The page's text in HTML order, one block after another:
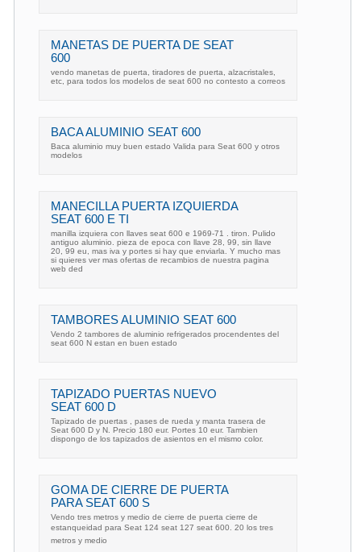
MANETAS DE PUERTA DE SEAT
600
vendo manetas de puerta, tiradores de puerta, alzacristales,
etc, para todos los modelos de seat 600 no contesto a correos
BACA ALUMINIO SEAT 600
Baca aluminio muy buen estado Valida para Seat 600 y otros
modelos
MANECILLA PUERTA IZQUIERDA
SEAT 600 E TI
manilla izquiera con llaves seat 600 e 1969-71 . tiron. Pulido
antiguo aluminio. pieza de epoca con llave 28, 99, sin llave
20, 99 eu, mas iva y portes si hay que enviarla. Y mucho mas
si quieres ver mas ofertas de recambios de nuestra pagina
web ded
TAMBORES ALUMINIO SEAT 600
Vendo 2 tambores de aluminio refrigerados procendentes del
seat 600 N estan en buen estado
TAPIZADO PUERTAS NUEVO
SEAT 600 D
Tapizado de puertas , pases de rueda y manta trasera de
Seat 600 D y N. Precio 180 eur. Portes 10 eur. Tambien
dispongo de los tapizados de asientos en el mismo color.
GOMA DE CIERRE DE PUERTA
PARA SEAT 600 S
Vendo tres metros y medio de cierre de puerta cierre de
estanqueidad para Seat 124 seat 127 seat 600. 20 los tres
metros y medio